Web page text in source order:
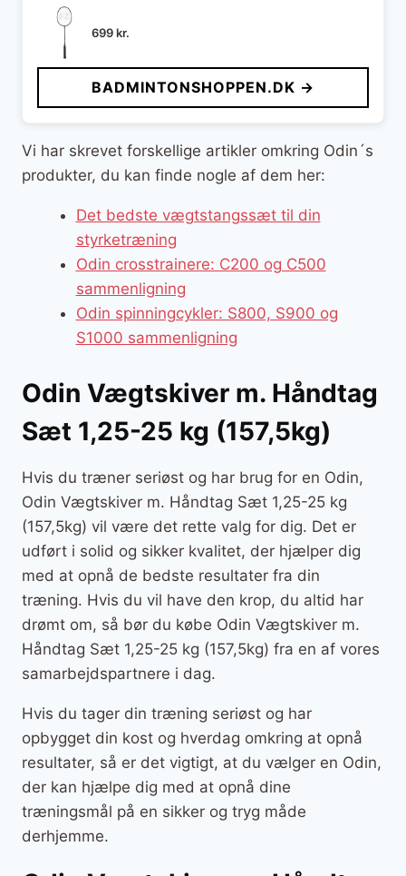
699kr.
BADMINTONSHOPPEN.DK →
Vi har skrevet forskellige artikler omkring Odin´s
produkter, du kan finde nogle af dem her:
Det bedste vægtstangssæt til din
styrketræning
Odin crosstrainere: C200 og C500
sammenligning
Odin spinningcykler: S800, S900 og
S1000 sammenligning
Odin Vægtskiver m. Håndtag
Sæt 1,25-25 kg (157,5kg)
Hvis du træner seriøst og har brug for en Odin,
Odin Vægtskiver m. Håndtag Sæt 1,25-25 kg
(157,5kg) vil være det rette valg for dig. Det er
udført i solid og sikker kvalitet, der hjælper dig
med at opnå de bedste resultater fra din
træning. Hvis du vil have den krop, du altid har
drømt om, så bør du købe Odin Vægtskiver m.
Håndtag Sæt 1,25-25 kg (157,5kg) fra en af vores
samarbejdspartnere i dag.
Hvis du tager din træning seriøst og har
opbygget din kost og hverdag omkring at opnå
resultater, så er det vigtigt, at du vælger en Odin,
der kan hjælpe dig med at opnå dine
træningsmål på en sikker og tryg måde
derhjemme.